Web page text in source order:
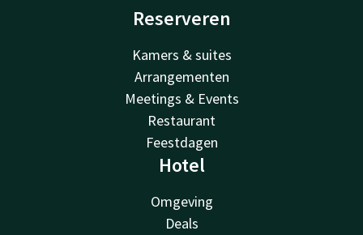
Reserveren
Kamers & suites
Arrangementen
Meetings & Events
Restaurant
Feestdagen
Hotel
Omgeving
Deals